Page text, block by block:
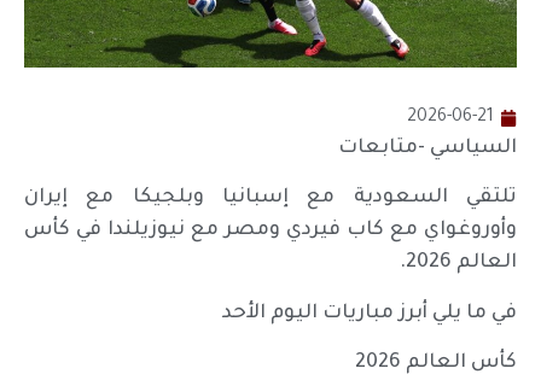
2026-06-21
السياسي -متابعات
تلتقي السعودية مع إسبانيا وبلجيكا مع إيران
وأوروغواي مع كاب فيردي ومصر مع نيوزيلندا في كأس
العالم 2026.
في ما يلي أبرز مباريات اليوم الأحد
كأس العالم 2026